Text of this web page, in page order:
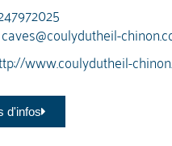
caves@coulydutheil-
www.coulydutheil-
d'infos